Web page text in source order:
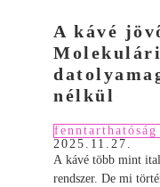
A kávé
nélkül
2025.11.27.
A kávé több mint
rendszer. De mi